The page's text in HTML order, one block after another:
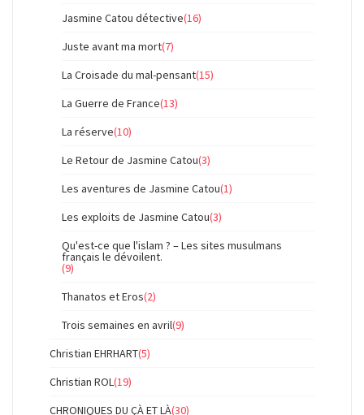
Jasmine Catou détective(16)
Juste avant ma mort(7)
La Croisade du mal-pensant(15)
La Guerre de France(13)
La réserve(10)
Le Retour de Jasmine Catou(3)
Les aventures de Jasmine Catou(1)
Les exploits de Jasmine Catou(3)
Qu'est-ce que l'islam ? – Les sites musulmans
français le dévoilent.
(9)
Thanatos et Eros(2)
Trois semaines en avril(9)
Christian EHRHART(5)
Christian ROL(19)
CHRONIQUES DU ÇÀ ET LÀ(30)